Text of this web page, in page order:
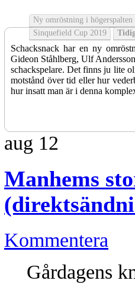
Ny omröstning i högerspalten
Sinquefield Cup 2019
Schacksnack har en ny
Gideon Ståhlberg, Ulf
schackspelare. Det finns ju lite
motstånd över tid eller hur
hur insatt man är i denna
kämpar om Sverigemästartiteln
Min Seo, GM Erik Blomqvist,
vem helst kan ta hem segern
SM-sammanhang brukar
aug 12
Manhems
Kommentera
Gårdagens